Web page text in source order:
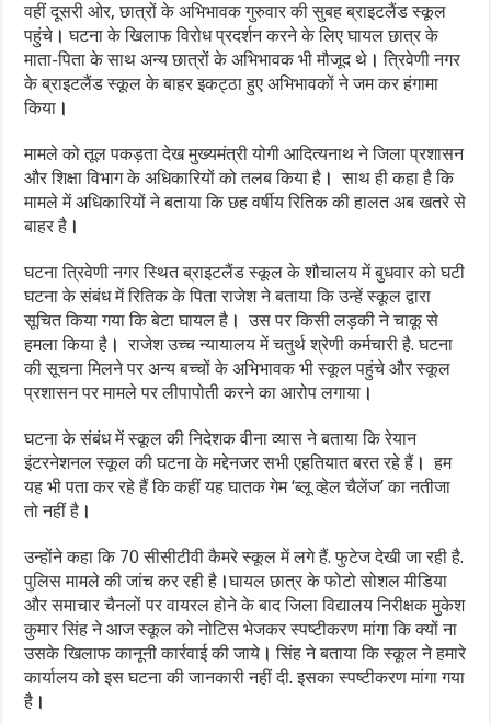
वहीं दूसरी ओर, छात्रों के अभिभावक गुरुवार की सुबह ब्राइटलैंड स्कूल
पहुंचे । घटना के खिलाफ विरोध प्रदर्शन करने के लिए घायल छात्र के
माता-पिता के साथ अन्य छात्रों के अभिभावक भी मौजूद थे । त्रिवेणी नगर
के ब्राइटलैंड स्कूल के बाहर इकट्ठा हुए अभिभावकों ने जम कर हंगामा
किया ।
मामले को तूल पकड़ता देख मुख्यमंत्री योगी आदित्यनाथ ने जिला प्रशासन
और शिक्षा विभाग के अधिकारियों को तलब किया है । साथ ही कहा है कि
मामले में अधिकारियों ने बताया कि छह वर्षीय रितिक की हालत अब खतरे से
बाहर है ।
घटना त्रिवेणी नगर स्थित ब्राइटलैंड स्कूल के शौचालय में बुधवार को घटी
घटना के संबंध में रितिक के पिता राजेश ने बताया कि उन्हें स्कूल द्वारा
सूचित किया गया कि बेटा घायल है । उस पर किसी लड़की ने चाकू से
हमला किया है । राजेश उच्च न्यायालय में चतुर्थ श्रेणी कर्मचारी है. घटना
की सूचना मिलने पर अन्य बच्चों के अभिभावक भी स्कूल पहुंचे और स्कूल
प्रशासन पर मामले पर लीपापोती करने का आरोप लगाया ।
घटना के संबंध में स्कूल की निदेशक वीना व्यास ने बताया कि रेयान
इंटरनेशनल स्कूल की घटना के मद्देनजर सभी एहतियात बरत रहे हैं। हम
यह भी पता कर रहे हैं कि कहीं यह घातक गेम ‘ब्लू व्हेल चैलेंज’ का नतीजा
तो नहीं है ।
उन्होंने कहा कि 70 सीसीटीवी कैमरे स्कूल में लगे हैं. फुटेज देखी जा रही है.
पुलिस मामले की जांच कर रही है ।घायल छात्र के फोटो सोशल मीडिया
और समाचार चैनलों पर वायरल होने के बाद जिला विद्यालय निरीक्षक मुकेश
कुमार सिंह ने आज स्कूल को नोटिस भेजकर स्पष्टीकरण मांगा कि क्यों ना
उसके खिलाफ कानूनी कार्रवाई की जाये । सिंह ने बताया कि स्कूल ने हमारे
कार्यालय को इस घटना की जानकारी नहीं दी. इसका स्पष्टीकरण मांगा गया
है ।